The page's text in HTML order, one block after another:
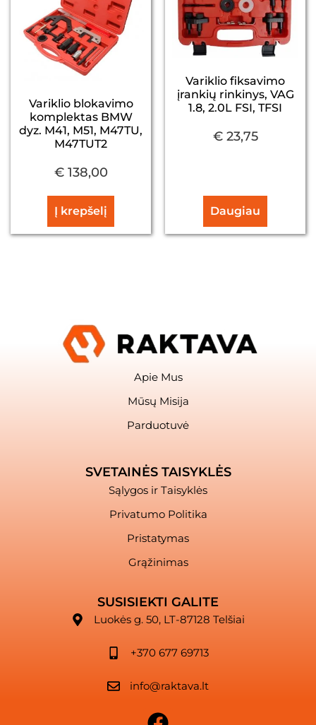
Variklio blokavimo
komplektas BMW
dyz. M41, M51, M47TU,
M47TUT2
€138,00
Į krepšelį
Variklio fiksavimo
įrankių rinkinys, VAG
1.8, 2.0L FSI, TFSI
€23,75
Daugiau
Apie Mus
Mūsų Misija
Parduotuvė
SVETAINĖS TAISYKLĖS
Sąlygos ir Taisyklės
Privatumo Politika
Pristatymas
Grąžinimas
SUSISIEKTI GALITE
Luokės g. 50, LT-87128 Telšiai
+370 677 69713
info@raktava.lt